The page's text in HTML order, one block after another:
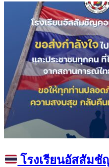
โรงเรียนอัสสัม